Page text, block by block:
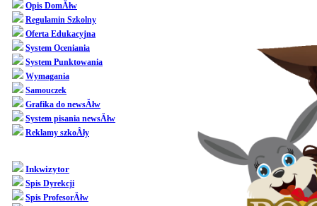
Opis DomĂłw
Regulamin Szkolny
Oferta Edukacyjna
System Oceniania
System Punktowania
Wymagania
Samouczek
Grafika do newsĂłw
System pisania newsĂłw
Reklamy szkoÂły
Inkwizytor
Spis Dyrekcji
Spis ProfesorĂłw